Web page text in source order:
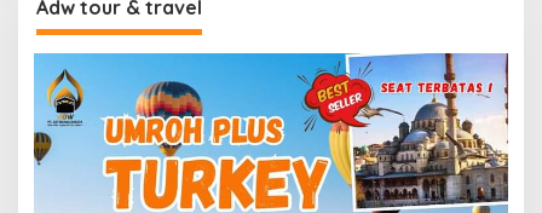
Adw tour & travel